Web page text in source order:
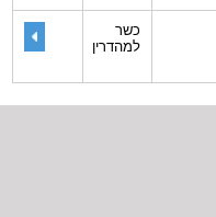
כשר
למהדרין